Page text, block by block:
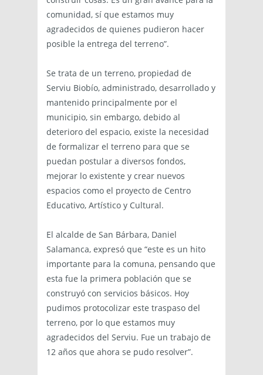
comunidad, sí que estamos muy
agradecidos de quienes pudieron hacer
posible la entrega del terreno”.
Se trata de un terreno, propiedad de
Serviu Biobío, administrado, desarrollado y
mantenido principalmente por el
municipio, sin embargo, debido al
deterioro del espacio, existe la necesidad
de formalizar el terreno para que se
puedan postular a diversos fondos,
mejorar lo existente y crear nuevos
espacios como el proyecto de Centro
Educativo, Artístico y Cultural.
El alcalde de San Bárbara, Daniel
Salamanca, expresó que “este es un hito
importante para la comuna, pensando que
esta fue la primera población que se
construyó con servicios básicos. Hoy
pudimos protocolizar este traspaso del
terreno, por lo que estamos muy
agradecidos del Serviu. Fue un trabajo de
12 años que ahora se pudo resolver”.